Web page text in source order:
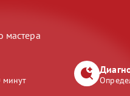
мастера
минут